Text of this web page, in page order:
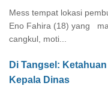
Mess tempat lokasi
Eno Fahira (18) yang
cangkul, moti...
Di Tangsel:
Kepala Dinas